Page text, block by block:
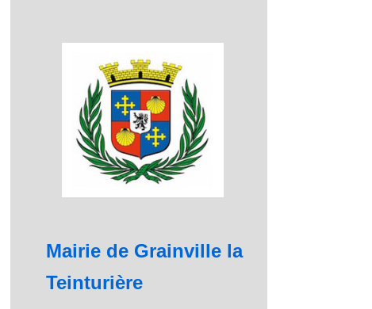
Mairie de Grainville la
Teinturière